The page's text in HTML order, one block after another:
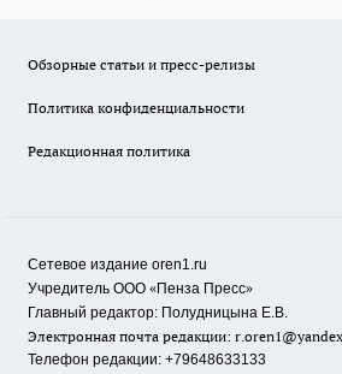
Обзорные статьи и пресс-релизы
Политика конфиденциальности
Редакционная политика
Сетевое издание oren1.ru
Учредитель ООО «Пенза Пресс»
Главный редактор: Полудницына Е.В.
Электронная почта редакции:
Телефон редакции: +79648633133